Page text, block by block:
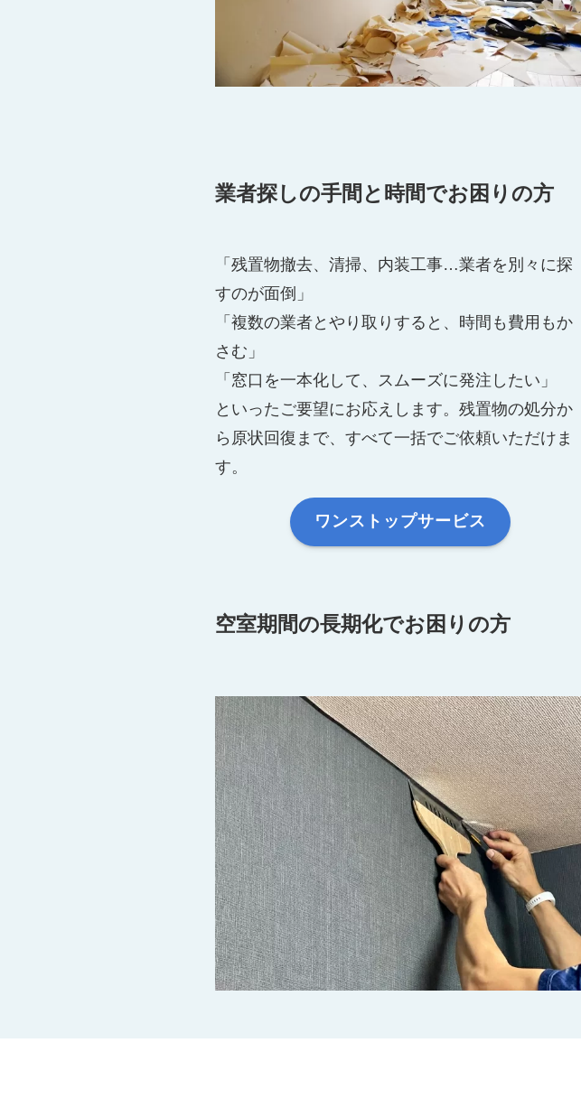
業者探しの手間と時間でお困りの方
「残置物撤去、清掃、内装工事…業者を別々に探
すのが面倒」
「複数の業者とやり取りすると、時間も費用もか
さむ」
「窓口を一本化して、スムーズに発注したい」
といったご要望にお応えします。残置物の処分か
ら原状回復まで、すべて一括でご依頼いただけま
す。
ワンストップサービス
空室期間の長期化でお困りの方